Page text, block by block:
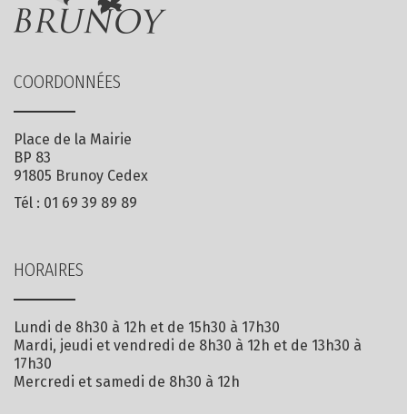
COORDONNÉES
Place de la Mairie
BP 83
91805 Brunoy Cedex
Tél : 01 69 39 89 89
HORAIRES
Lundi de 8h30 à 12h et de 15h30 à 17h30
Mardi, jeudi et vendredi de 8h30 à 12h et de 13h30 à
17h30
Mercredi et samedi de 8h30 à 12h